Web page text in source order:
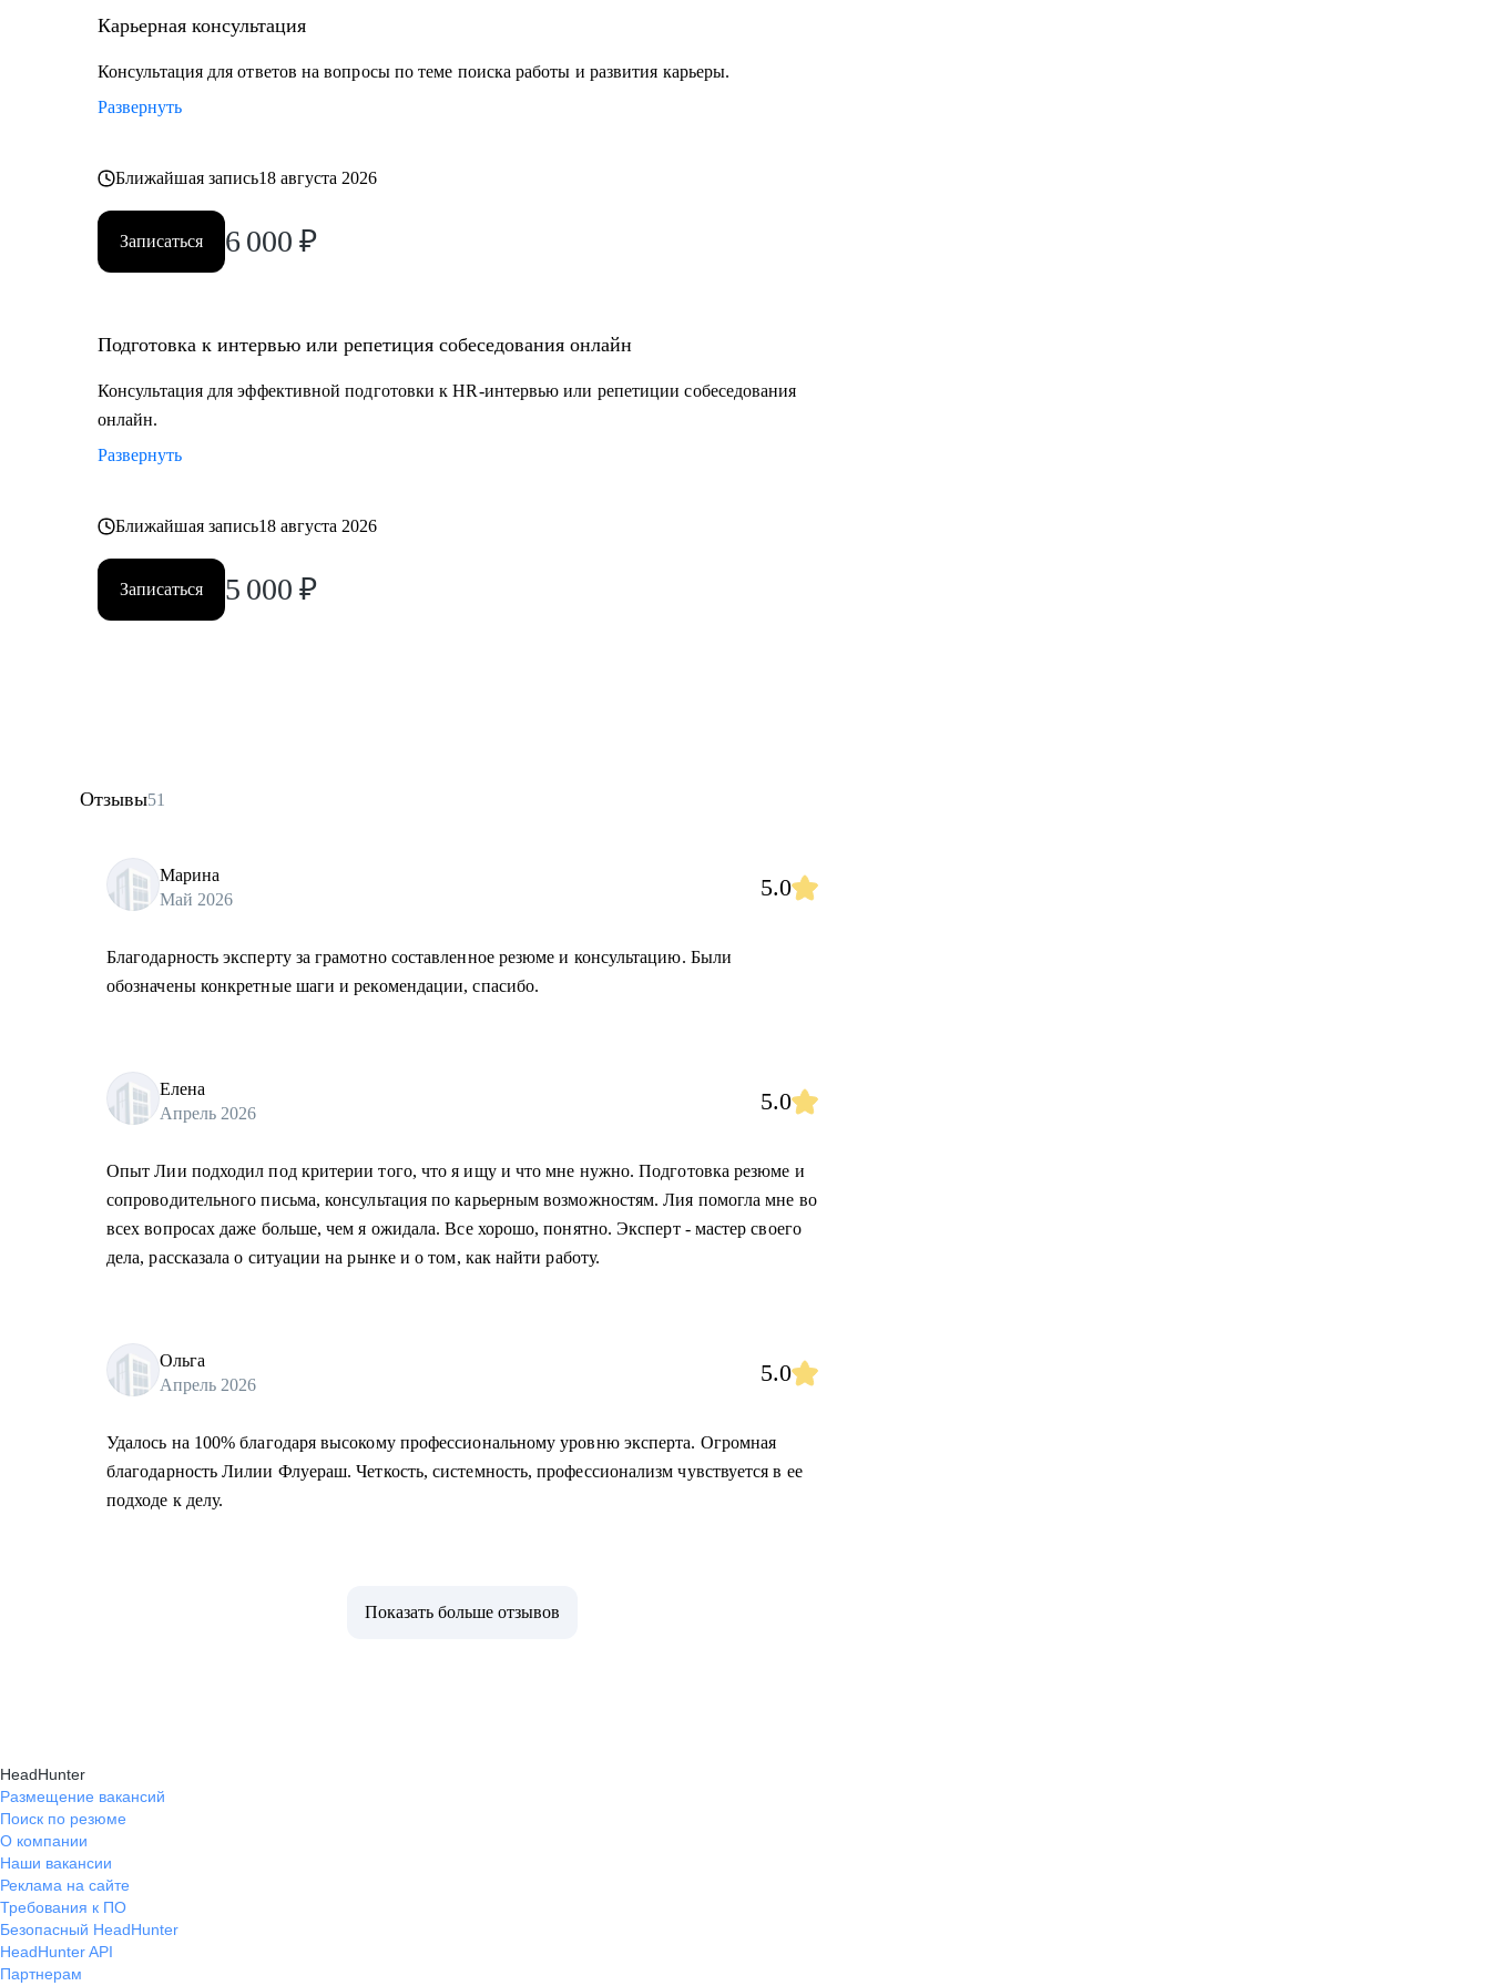
• Страхование
• Продажи / Услуги
Карьерная консультация
Консультация для ответов на вопросы по теме поиска работы и развития карьеры.
Развернуть
Ближайшая запись18 августа 2026
Записаться 6 000 ₽
Подготовка к интервью или репетиция собеседования онлайн
Консультация для эффективной подготовки к HR-интервью или репетиции собеседования
онлайн.
Развернуть
Ближайшая запись18 августа 2026
Записаться 5 000 ₽
Отзывы51
Марина
Май 2026
5.0
Благодарность эксперту за грамотно составленное резюме и консультацию. Были
обозначены конкретные шаги и рекомендации, спасибо.
Елена
Апрель 2026
5.0
Опыт Лии подходил под критерии того, что я ищу и что мне нужно. Подготовка резюме и
сопроводительного письма, консультация по карьерным возможностям. Лия помогла мне во
всех вопросах даже больше, чем я ожидала. Все хорошо, понятно. Эксперт - мастер своего
дела, рассказала о ситуации на рынке и о том, как найти работу.
Ольга
Апрель 2026
5.0
Удалось на 100% благодаря высокому профессиональному уровню эксперта. Огромная
благодарность Лилии Флуераш. Четкость, системность, профессионализм чувствуется в ее
подходе к делу.
Показать больше отзывов
HeadHunter
Размещение вакансий
Поиск по резюме
О компании
Наши вакансии
Реклама на сайте
Требования к ПО
Безопасный HeadHunter
HeadHunter API
Партнерам